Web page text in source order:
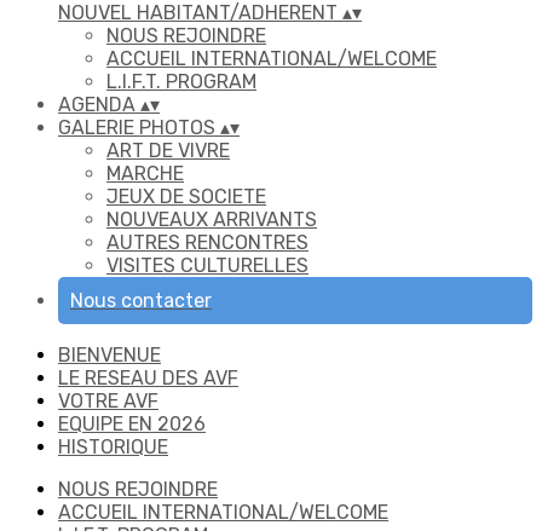
NOUVEL HABITANT/ADHERENT ▴▾
NOUS REJOINDRE
ACCUEIL INTERNATIONAL/WELCOME
L.I.F.T. PROGRAM
AGENDA ▴▾
GALERIE PHOTOS ▴▾
ART DE VIVRE
MARCHE
JEUX DE SOCIETE
NOUVEAUX ARRIVANTS
AUTRES RENCONTRES
VISITES CULTURELLES
Nous contacter
BIENVENUE
LE RESEAU DES AVF
VOTRE AVF
EQUIPE EN 2026
HISTORIQUE
NOUS REJOINDRE
ACCUEIL INTERNATIONAL/WELCOME